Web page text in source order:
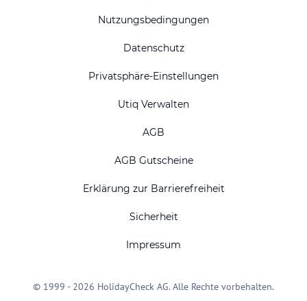
Nutzungsbedingungen
Datenschutz
Privatsphäre-Einstellungen
Utiq Verwalten
AGB
AGB Gutscheine
Erklärung zur Barrierefreiheit
Sicherheit
Impressum
© 1999 - 2026 HolidayCheck AG. Alle Rechte vorbehalten.